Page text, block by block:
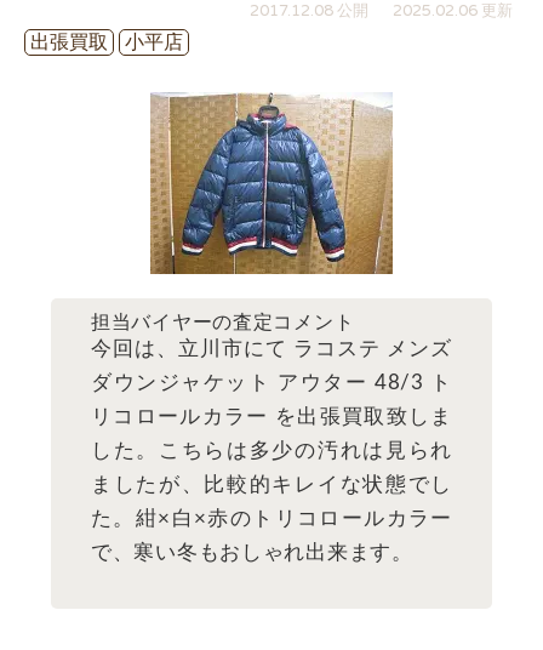
2017.12.08 公開
2025.02.06 更新
出張買取
小平店
担当バイヤーの査定コメント
今回は、立川市にて ラコステ メンズ
ダウンジャケット アウター 48/3 ト
リコロールカラー を出張買取致しま
した。こちらは多少の汚れは見られ
ましたが、比較的キレイな状態でし
た。紺×白×赤のトリコロールカラー
で、寒い冬もおしゃれ出来ます。